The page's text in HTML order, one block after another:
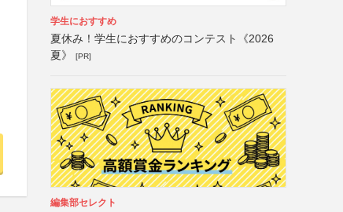
学生におすすめ
夏休み！学生におすすめのコンテスト《2026
夏》
[PR]
編集部セレクト